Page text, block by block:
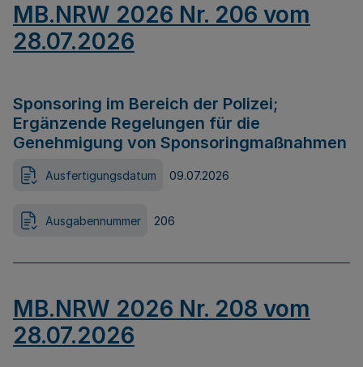
MB.NRW 2026 Nr. 206 vom
28.07.2026
Sponsoring im Bereich der Polizei;
Ergänzende Regelungen für die
Genehmigung von Sponsoringmaßnahmen
Ausfertigungsdatum 09.07.2026
Ausgabennummer 206
MB.NRW 2026 Nr. 208 vom
28.07.2026